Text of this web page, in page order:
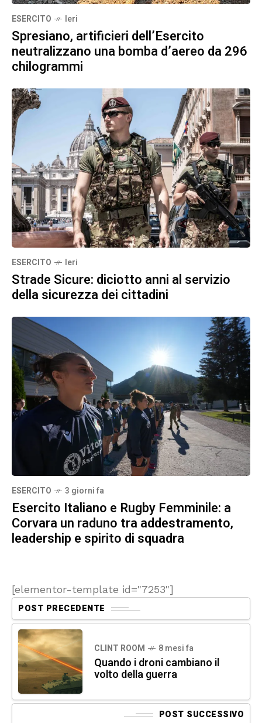
ESERCITO Ieri
Spresiano, artificieri dell’Esercito
neutralizzano una bomba d’aereo da 296
chilogrammi
ESERCITO Ieri
Strade Sicure: diciotto anni al servizio
della sicurezza dei cittadini
ESERCITO 3 giorni fa
Esercito Italiano e Rugby Femminile: a
Corvara un raduno tra addestramento,
leadership e spirito di squadra
[elementor-template id="7253"]
POST PRECEDENTE
CLINT ROOM 8 mesi fa
Quando i droni cambiano il
volto della guerra
POST SUCCESSIVO